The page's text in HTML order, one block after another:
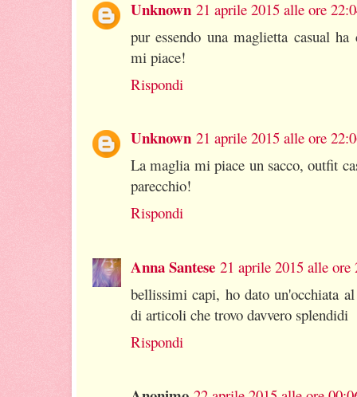
Unknown 21 aprile 2015 alle ore
pur essendo una maglietta casual
mi piace!
Rispondi
Unknown 21 aprile 2015 alle ore
La maglia mi piace un sacco, outfit
parecchio!
Rispondi
Anna Santese 21 aprile 2015 alle ore
bellissimi capi, ho dato un'occhiata
di articoli che trovo davvero splendidi
Rispondi